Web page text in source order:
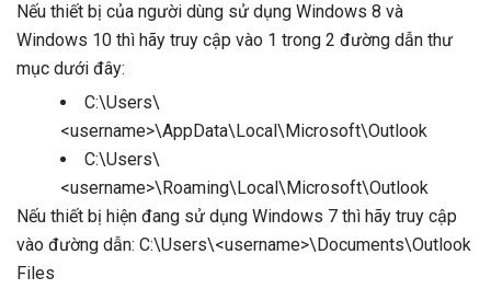
Nếu thiết bị của người dùng sử dụng Windows 8 và
Windows 10 thì hãy truy cập vào 1 trong 2 đường dẫn thư
mục dưới đây:
C:\Users\
<username>\AppData\Local\Microsoft\Outlook
C:\Users\
<username>\Roaming\Local\Microsoft\Outlook
Nếu thiết bị hiện đang sử dụng Windows 7 thì hãy truy cập
vào đường dẫn: C:\Users\<username>\Documents\Outlook
Files